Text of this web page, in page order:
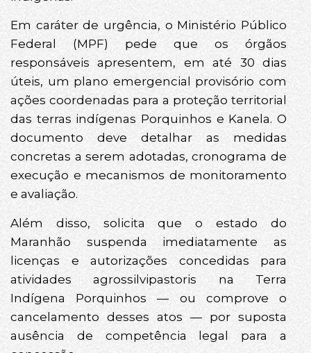
Em caráter de urgência, o Ministério Público
Federal (MPF) pede que os órgãos
responsáveis apresentem, em até 30 dias
úteis, um plano emergencial provisório com
ações coordenadas para a proteção territorial
das terras indígenas Porquinhos e Kanela. O
documento deve detalhar as medidas
concretas a serem adotadas, cronograma de
execução e mecanismos de monitoramento
e avaliação.
Além disso, solicita que o estado do
Maranhão suspenda imediatamente as
licenças e autorizações concedidas para
atividades agrossilvipastoris na Terra
Indígena Porquinhos — ou comprove o
cancelamento desses atos — por suposta
ausência de competência legal para a